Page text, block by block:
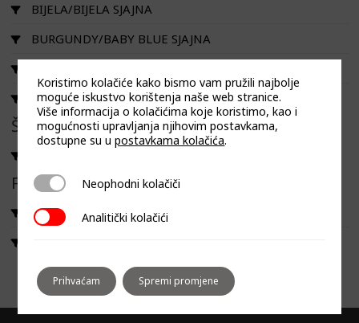
BIJELA/BIJELA SJAJNA
BURGUNDY/BABY BLUE SJAJNA
CRNA/CRNA SJAJNA
Širina
Filtriraj prema linija
FLUO
Koristimo kolačiće kako bismo vam pružili najbolje
moguće iskustvo korištenja naše web stranice.
Više informacija o kolačićima koje koristimo, kao i
mogućnosti upravljanja njihovim postavkama,
dostupne su upostavkama kolačića.
Neophodni kolačiči
Neophodni kolačiči
Analitički kolačići
Analitički kolačići
Prihvaćam Spremi promjene